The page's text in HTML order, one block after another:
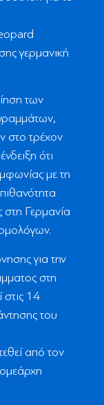
γερμανική
των
στο τρέχον
ότι
με τη
στη Γερμανία
για την
στη
στις 14
του
από τον